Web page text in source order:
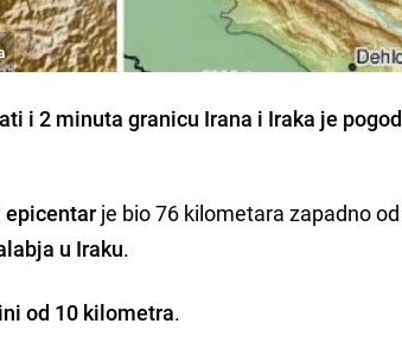
i 2 minuta granicu Irana i Iraka je
epicentar je bio 76 kilometara zapadno
u Iraku.
od 10 kilometra.